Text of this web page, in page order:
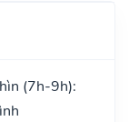
(7h-9h):